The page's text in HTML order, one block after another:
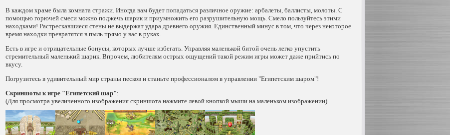
В каждом храме была комната стражи. Иногда вам будет попадаться различное оружие: арбалеты, баллисты, молоты. С
помощью горючей смеси можно поджечь шарик и приумножить его разрушительную мощь. Смело пользуйтесь этими
находками! Растрескавшиеся стены не выдержат удара древнего оружия. Единственный минус в том, что через некоторое
время находки превратятся в пыль прямо у вас в руках.
Есть в игре и отрицательные бонусы, которых лучше избегать. Управляя маленькой битой очень легко упустить
стремительный маленький шарик. Впрочем, любителям острых ощущений такой режим игры может даже прийтись по
вкусу.
Погрузитесь в удивительный мир страны песков и станьте профессионалом в управлении "Египетским шаром"!
Скриншоты к игре "Египетский шар":
(Для просмотра увеличенного изображения скриншота нажмите левой кнопкой мыши на маленьком изображении)